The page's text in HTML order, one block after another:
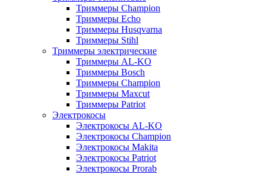
Триммеры Champion
Триммеры Echo
Триммеры Husqvarna
Триммеры Stihl
Триммеры электрические
Триммеры AL-KO
Триммеры Bosch
Триммеры Champion
Триммеры Maxcut
Триммеры Patriot
Электрокосы
Электрокосы AL-KO
Электрокосы Champion
Электрокосы Makita
Электрокосы Patriot
Электрокосы Prorab